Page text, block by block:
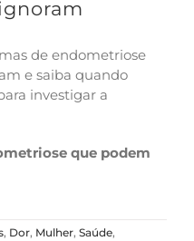
de endometriose
e saiba quando
investigar a
que podem
, Dor, Mulher, Saúde,